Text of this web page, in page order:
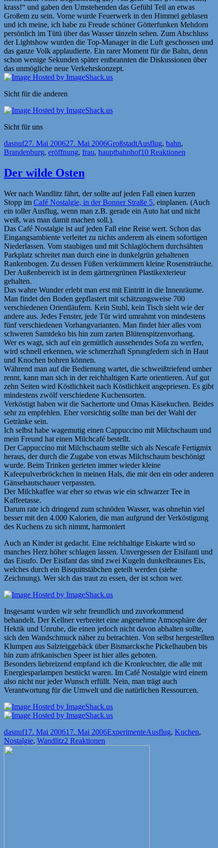
krass!“ und gaben den Umstehenden das Gefühl Teil an etwas
Großem zu sein. Vorne wurde Feuerwerk in den Himmel geblasen
und ich meine, ich habe zu Freude schöner Götterfunken Mehdorn
persönlich im Tütü über das Wasser tänzeln sehen. Zum Abschluss
der Lightshow wurden die Top-Manager in die Luft geschossen und
das ganze Volk applaudierte. Ein rarer Moment für die Bahn, denn
schon wenige Sekunden später entbrannten die Diskussionen über
das unmögliche neue Verkehrskonzept.
Sicht für die anderen
Sicht für uns
Autor
dasnufVeröffentlicht
am
27. Mai 200627. Mai 2006Kategorien
GroßstadtSchlagwörter
Ausflug, bahn,
Brandenburg, eröffnung, frau, hauptbahnhof10 Reaktionen
Der wilde Osten
Wer nach Wandlitz fährt, der sollte auf jeden Fall einen kurzen
Stopp im Café Nostalgie, in der Bonner Straße 5, einplanen. (Auch
ein toller Ausflug, wenn man z.B. gerade ein Auto hat und nicht
weiß, was man damit machen soll.).
Das Café Nostalgie ist auf jeden Fall eine Reise wert. Schon das
Eingangsambiente verleitet zu nichts anderem als einem sofortigen
Niederlassen. Vom staubigen und mit Schlaglöchern durchsähten
Parkplatz schreitet man durch eine in dunkelgrün gehaltenen
Rankenbogen. Zu dessen Füßen verkümmern kleine Rosensträuche.
Der Außenbereich ist in dem gärtnergrünen Plastikexterieur
gehalten.
Das wahre Wunder erlebt man erst mit Eintritt in die Innenräume.
Man findet den Boden gepflastert mit schätzungsweise 700
verschiedenen Orientläufern. Kein Stuhl, kein Tisch sieht wie der
andere aus. Jedes Fenster, jede Tür wird umrahmt von mindestens
fünf verschiedenen Vorhangvarianten. Man findet hier alles vom
schweren Samtdeko bis hin zum zarten Blütenspitzenvorhang.
Wer es wagt, sich auf ein gemütlich aussehendes Sofa zu werfen,
wird schnell erkennen, wie schmerzhaft Sprungfedern sich in Haut
und Knochen bohren können.
Während man auf die Bedienung wartet, die schweißtriefend umher
rennt, kann man sich in der reichhaltigen Karte orientieren. Auf gut
zehn Seiten wird Köstlichkeit nach Köstlichkeit angepriesen. Es gibt
mindestens zwölf verschiedene Kuchensorten.
Verköstigt haben wir die Sachertorte und Omas Käsekuchen. Beides
sehr zu empfehlen. Eher vorsichtig sollte man bei der Wahl der
Getränke sein.
Ich selbst habe wagemutig einen Cappuccino mit Milchschaum und
mein Freund hat einen Milchcafé bestellt.
Der Cappuccino mit Milchschaum stellte sich als Nescafe Fertigmix
heraus, der durch die Zugabe von etwas Milchschaum beschönigt
wurde. Beim Trinken gerieten immer wieder kleine
Kafeepulverbröckchen in meinen Hals, die mir den ein oder anderen
Gänsehautschauer verpassten.
Der Milchkaffee war eher so etwas wie ein schwarzer Tee in
Kaffeetasse.
Darum rate ich dringend zum schnöden Wasser, was ohnehin viel
besser mit den 4.000 Kalorien, die man aufgrund der Verköstigung
des Kuchens zu sich nimmt, harmoniert
Auch an Kinder ist gedacht. Eine reichhaltige Eiskarte wird so
manches Herz höher schlagen lassen. Unvergessen der Eisifanti und
das Eisufo. Der Eisifant das sind zwei Kugeln dunkelbraunes Eis,
welches durch ein Bisquittstäbchen geteilt werden (siehe
Zeichnung). Wer sich das traut zu essen, der ist schon wer.
Insgesamt wurden wir sehr freundlich und zuvorkommend
behandelt. Der Kellner verbreitet eine angenehme Atmosphäre der
Hektik und Unruhe, die einen jedoch nicht davon abhalten sollte,
sich den Wandschmuck näher zu betrachten. Von selbst hergestellten
Klumpen aus Salzteiggebäck über Bismarcksche Pickelhauben bis
hin zum afrikanischen Speer ist hier alles geboten.
Besonders liebreizend empfand ich die Kronleuchter, die alle mit
Energiesparlampen bestückt waren. Im Café Nostalgie wird einem
also nicht nur jeder Wunsch erfüllt. Nein, man trägt auch
Verantwortung für die Umwelt und die natürlichen Ressourcen.
Autor
dasnufVeröffentlicht
am
17. Mai 200617. Mai 2006Kategorien
ExperimenteSchlagwörter
Ausflug, Kuchen,
Nostalgie, Wandlitz2 Reaktionen